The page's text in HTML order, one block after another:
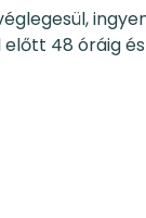
48 óráig